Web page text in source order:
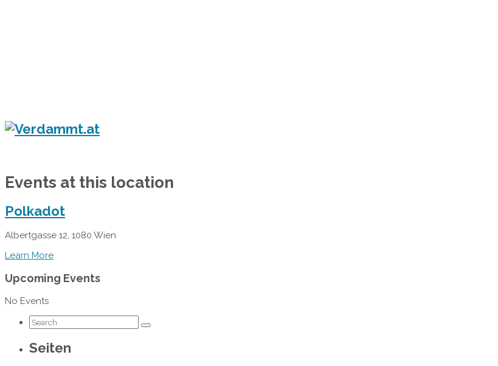
Events at this location
Polkadot
Albertgasse 12, 1080 Wien
Learn More
Upcoming Events
No Events
Seiten